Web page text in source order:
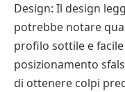
Design: Il design
potrebbe notare
profilo sottile e facile
posizionamento
di ottenere colpi